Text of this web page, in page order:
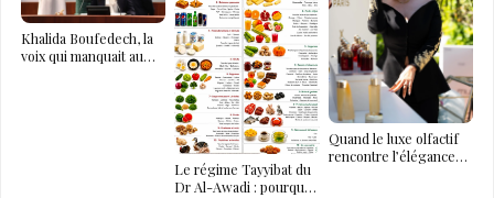
Khalida Boufedech, la
voix qui manquait au
Le régime Tayyibat du
Dr Al-Awadi : pourquoi
Quand le luxe olfactif
rencontre l’élégance